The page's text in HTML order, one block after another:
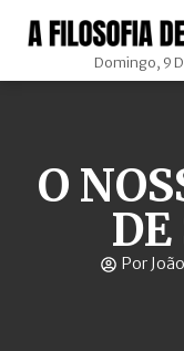
Domingo, 9
O
Por